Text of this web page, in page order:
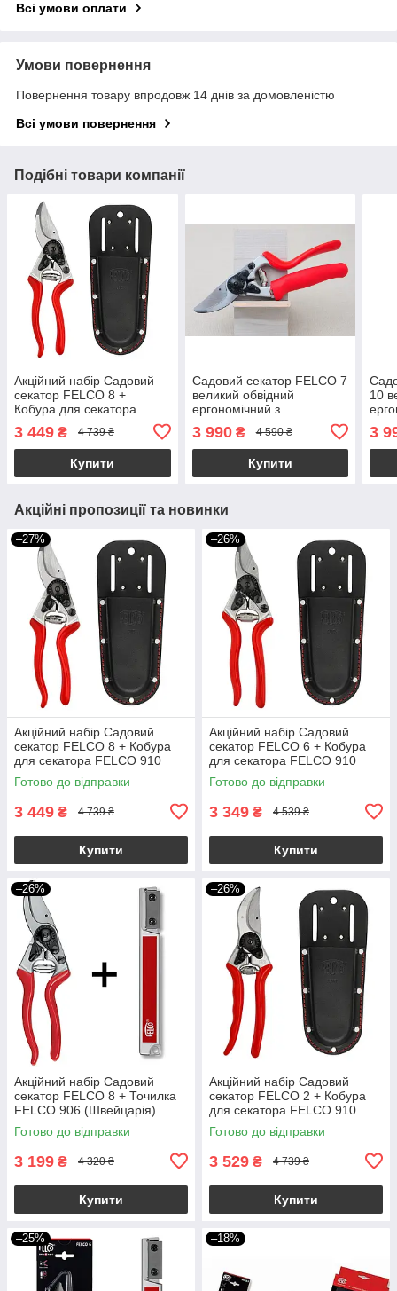
Всі умови оплати
Умови повернення
Повернення товару впродовж 14 днів за домовленістю
Всі умови повернення
Подібні товари компанії
Акційний набір Садовий
секатор FELCO 8 +
Кобура для секатора
FELCO 910 Black (Фелко
8+910)
3 449 ₴ 4 739 ₴
Купити
Садовий секатор FELCO 7
великий обвідний
ергономічний з
Фелко 7
3 990₴ 4 590 ₴
Купити
10
3
Акційні пропозиції та новинки
–27%
Акційний набір Садовий
секатор FELCO 8 + Кобура
для секатора FELCO 910
Black (Фелко 8+910)
Готово до відправки
3 449 ₴ 4 739 ₴
Купити
–26%
Акційний набір Садовий
секатор FELCO 6 + Кобура
для секатора FELCO 910
Black (Фелко 6+910)
Готово до відправки
3 349 ₴ 4 539 ₴
Купити
–26%
Акційний набір Садовий
секатор FELCO 8 + Точилка
FELCO 906 (Швейцарія)
Готово до відправки
3 199 ₴ 4 320 ₴
Купити
–26%
Акційний набір Садовий
секатор FELCO 2 + Кобура
для секатора FELCO 910
Black (Фелко 2+910)
Готово до відправки
3 529 ₴ 4 739 ₴
Купити
–25% –18%